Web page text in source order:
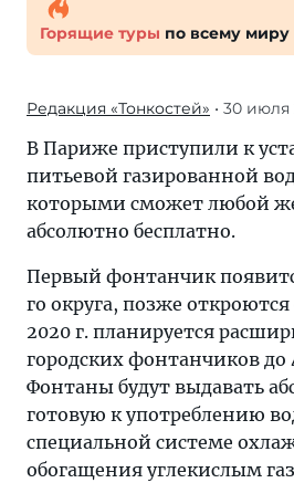
Горящие туры по всему миру
Редакция «Тонкостей» • 30 июля
В Париже приступили к
питьевой газированной
которыми сможет любой
абсолютно бесплатно.
Первый фонтанчик
го округа, позже
2020 г. планируется
городских фонтанчиков до
Фонтаны будут выдавать
готовую к употреблению
специальной системе
обогащения углекислым